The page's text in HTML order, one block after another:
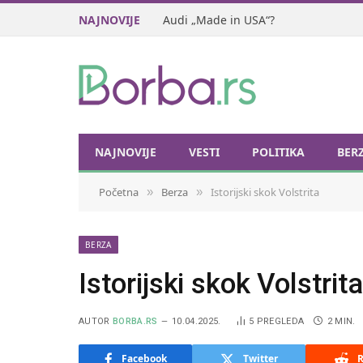
NAJNOVIJE Audi „Made in USA“?
NAJNOVIJE VESTI POLITIKA
Početna » Berza » Istorijski skok Volstrita
BERZA
Istorijski skok Volstrita
AUTOR BORBA.RS 10.04.2025. 5 PREGLEDA 2 MIN.
Facebook Twitter